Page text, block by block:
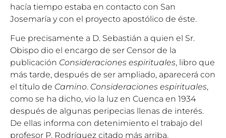
hacía tiempo estaba en contacto con San
Josemaría y con el proyecto apostólico de éste.
Fue precisamente a D. Sebastián a quien el Sr.
Obispo dio el encargo de ser Censor de la
publicación Consideraciones espirituales, libro que
más tarde, después de ser ampliado, aparecerá con
el título de Camino. Consideraciones espirituales,
como se ha dicho, vio la luz en Cuenca en 1934
después de algunas peripecias llenas de interés.
De ellas informa con detenimiento el trabajo del
profesor P. Rodríguez citado más arriba.